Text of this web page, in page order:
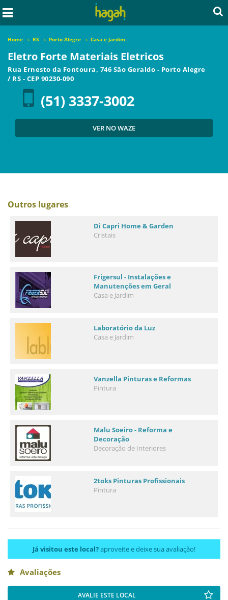
Home RS Porto Alegre Casa e Jardim
Eletro Forte Materiais Eletricos
Rua Ernesto da Fontoura, 746 São Geraldo - Porto Alegre
/ RS - CEP 90230-090
(51) 3337-3002
VER NO WAZE
Outros lugares
Di Capri Home & Garden
Cristais
Frigersul - Instalações e
Manutenções em Geral
Casa e Jardim
Laboratório da Luz
Casa e Jardim
Vanzella Pinturas e Reformas
Pintura
Malu Soeiro - Reforma e
Decoração
Decoração de Interiores
2toks Pinturas Profissionais
Pintura
Já visitou este local?aproveite e deixe sua avaliação!
Avaliações
AVALIE ESTE LOCAL